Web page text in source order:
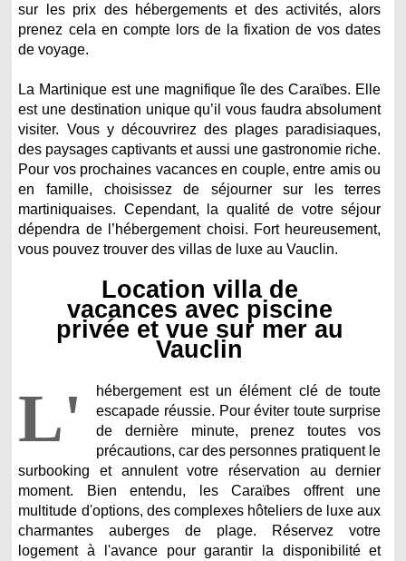
sur les prix des hébergements et des activités, alors
prenez cela en compte lors de la fixation de vos dates
de voyage.
La Martinique est une magnifique île des Caraïbes. Elle
est une destination unique qu’il vous faudra absolument
visiter. Vous y découvrirez des plages paradisiaques,
des paysages captivants et aussi une gastronomie riche.
Pour vos prochaines vacances en couple, entre amis ou
en famille, choisissez de séjourner sur les terres
martiniquaises. Cependant, la qualité de votre séjour
dépendra de l’hébergement choisi. Fort heureusement,
vous pouvez trouver des villas de luxe au Vauclin.
Location villa de
vacances avec piscine
privée et vue sur mer au
Vauclin
L'
hébergement est un élément clé de toute
escapade réussie. Pour éviter toute surprise
de dernière minute, prenez toutes vos
précautions, car des personnes pratiquent le
surbooking et annulent votre réservation au dernier
moment. Bien entendu, les Caraïbes offrent une
multitude d'options, des complexes hôteliers de luxe aux
charmantes auberges de plage. Réservez votre
logement à l'avance pour garantir la disponibilité et